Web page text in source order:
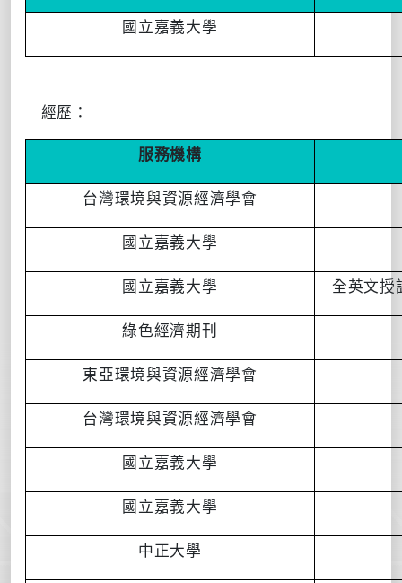
國立嘉義大學
經歷：
服務機構
台灣環境與資源經濟學會
國立嘉義大學
國立嘉義大學 全英文授
綠色經濟期刊
東亞環境與資源經濟學會
台灣環境與資源經濟學會
國立嘉義大學
國立嘉義大學
中正大學